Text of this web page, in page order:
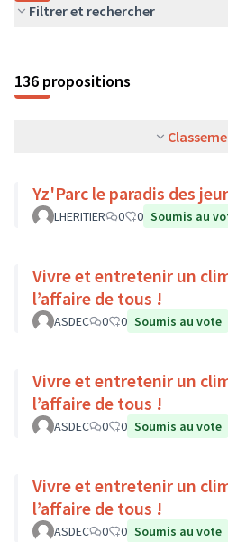
Filtrer et rechercher
136 propositions
Yz'Parc le paradis des
LHERITIER 0 0 Soumis au
Vivre et entretenir un
l’affaire de tous !
ASDEC 0 0 Soumis au vote
Vivre et entretenir un
l’affaire de tous !
ASDEC 0 0 Soumis au vote
Vivre et entretenir un
l’affaire de tous !
ASDEC 0 0 Soumis au vote